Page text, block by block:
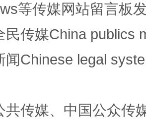
园优化重塑工作
等传媒网站留言板
民传媒China publics
闻Chinese legal
共传媒、中国公众传